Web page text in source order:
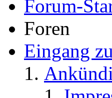
Forum-
Foren
Eingang